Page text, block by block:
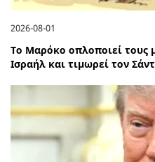
2026-08-01
Το Μαρόκο οπλοποιεί τους
Ισραήλ και τιμωρεί τον